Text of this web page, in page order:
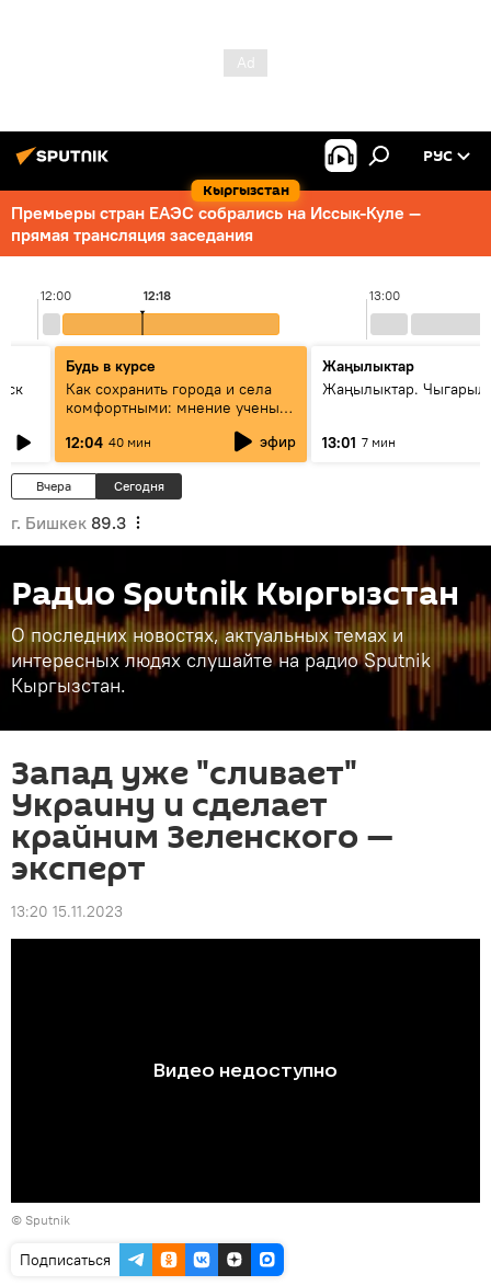
Кыргызстан
РУС
Премьеры стран ЕАЭС собрались на Иссык-Куле —
прямая трансляция заседания
12:00 13:00
12:18
Будь в курсе
Как сохранить города и села
комфортными: мнение ученых
12:04 40 мин эфир
Жаңылыктар
Жаңылыктар.
13:01 7 мин
Вчера Сегодня
г. Бишкек 89.3
Радио Sputnik Кыргызстан
О последних новостях, актуальных темах и
интересных людях слушайте на радио Sputnik
Кыргызстан.
Запад уже "сливает"
Украину и сделает
крайним Зеленского —
эксперт
13:20 15.11.2023
© Sputnik
Подписаться